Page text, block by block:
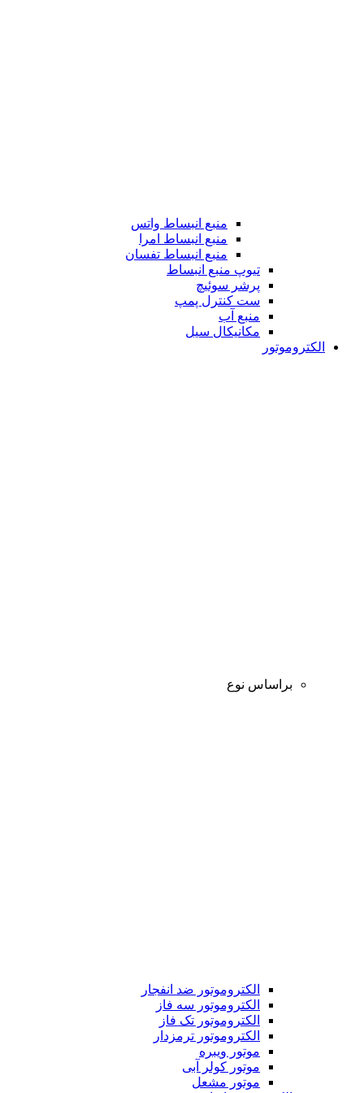
منبع انبساط واتس
منبع انبساط امرا
منبع انبساط تفسان
تیوپ منبع انبساط
پرشر سوئیچ
ست کنترل پمپ
منبع آب
مکانیکال سیل
الکتروموتور
براساس نوع
الکتروموتور ضد انفجار
الکتروموتور سه فاز
الکتروموتور تک فاز
الکتروموتور ترمزدار
موتور ویبره
موتور کولر آبی
موتور مشعل